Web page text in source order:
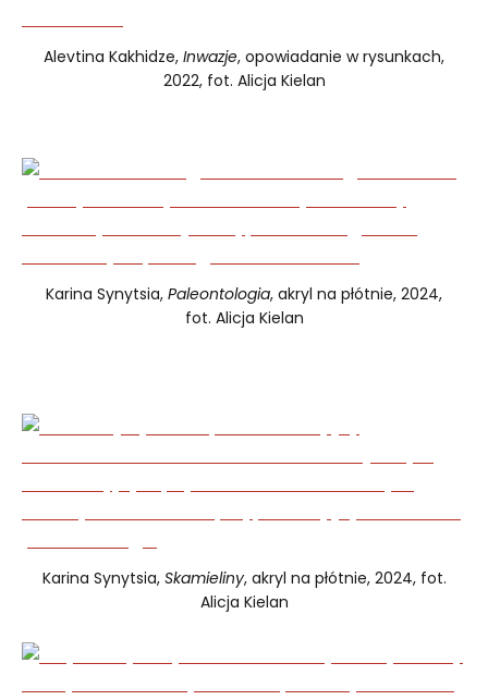
Alevtina Kakhidze, Inwazje, opowiadanie w rysunkach,
2022, fot. Alicja Kielan
Karina Synytsia, Paleontologia, akryl na płótnie, 2024,
fot. Alicja Kielan
Karina Synytsia, Skamieliny, akryl na płótnie, 2024, fot.
Alicja Kielan